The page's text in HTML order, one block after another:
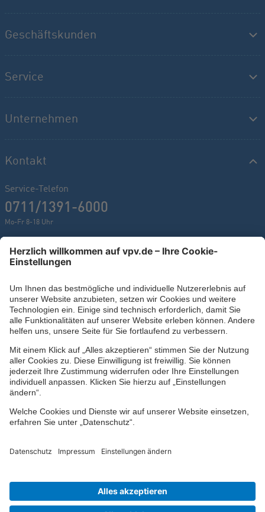
Geschäftskunden
Service
Unternehmen
Kontakt
Service-Telefon
0711/1391-6000
Mo-Fr 8-18 Uhr
Kontaktformular
Impressum
Cookie-Einstellungen
Barrierefreiheit
Übersicht